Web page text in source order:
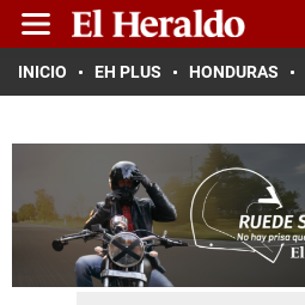
INICIO EH PLUS HONDURAS